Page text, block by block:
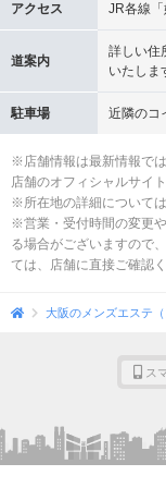
アクセス JR各線
道案内
詳しい住
いたしま
駐車場 近隣のコ
※店舗情報は最新情報で
店舗のオフィシャルサイ
※所在地の詳細について
※営業・受付時間の変更
る場合がございますので
ては、店舗に直接ご確認
大阪のメンズエステ（
ス